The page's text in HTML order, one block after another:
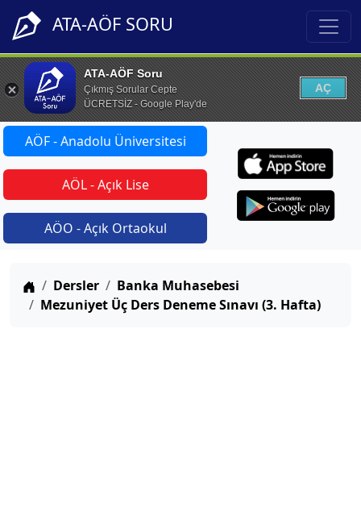
ATA-AÖF SORU
ATA-AÖF Soru
Çıkmış Sorular Cepte
ÜCRETSİZ - Google Play'de
AÇ
AÖF - Anadolu Üniversitesi
AÖL - Açık Lise
AÖO - Açık Ortaokul
Anasayfa
Dersler
Banka Muhasebesi
Mezuniyet Üç Ders Deneme Sınavı (3. Hafta)